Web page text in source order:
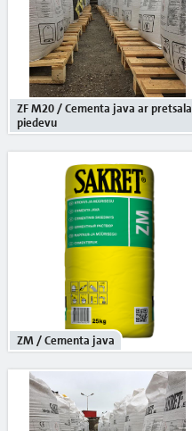
ZF M20 / Cementa java ar pretsala
piedevu
ZM / Cementa java